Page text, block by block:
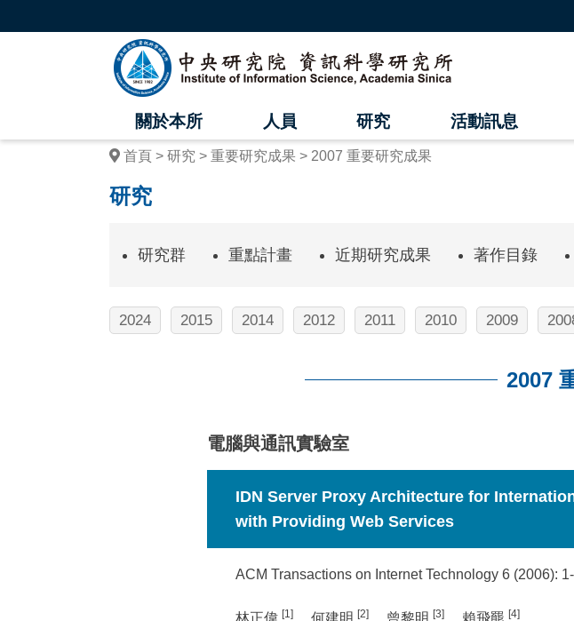
中
央
研
究
資
學
研
關於本所 人員 研究 活動訊息
首頁 研究 重要研究成果 2007 重要研究成果
研究
研究群 重點計畫 近期研究成果 著作目錄
2024 2015 2014 2012 2011 2010 2009
2007
電腦與通訊實驗室
IDN Server Proxy Architecture for
with Providing Web Services
ACM Transactions on Internet Technology 6 (2006):
[1] [2] [3] [4]